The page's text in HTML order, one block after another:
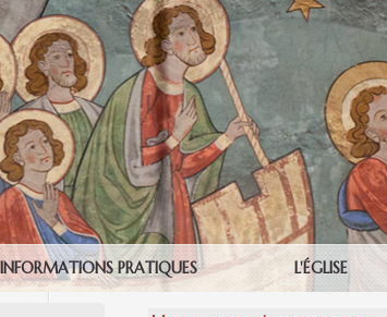
INFORMATIONS PRATIQUES L'ÉGLISE